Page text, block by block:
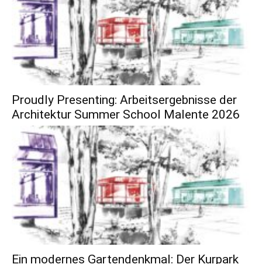
Proudly Presenting: Arbeitsergebnisse der
Architektur Summer School Malente 2026
Ein modernes Gartendenkmal: Der Kurpark